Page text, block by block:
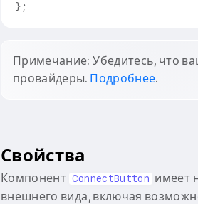
} ;
Примечание: Убедитесь, что
провайдеры. Подробнее.
Свойства
Компонент ConnectButton имеет
внешнего вида, включая